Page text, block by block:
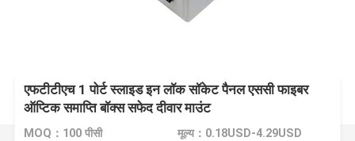
एफटीटीएच 1 पोर्ट स्लाइड इन लॉक सॉकेट पैनल एससी फाइबर
ऑप्टिक समाप्ति बॉक्स सफेद दीवार माउंट
MOQ：100 पीसी मूल्य：0.18USD-4.29USD